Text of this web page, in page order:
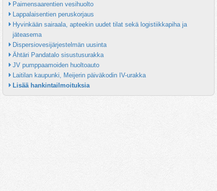
Paimensaarentien vesihuolto
Lappalaisentien peruskorjaus
Hyvinkään sairaala, apteekin uudet tilat sekä logistiikkapiha ja
jäteasema
Dispersiovesijärjestelmän uusinta
Ähtäri Pandatalo sisustusurakka
JV pumppaamoiden huoltoauto
Laitilan kaupunki, Meijerin päiväkodin IV-urakka
Lisää hankintailmoituksia